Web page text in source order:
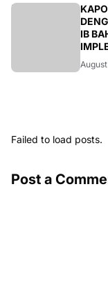
IB
Failed to load posts.
Post a